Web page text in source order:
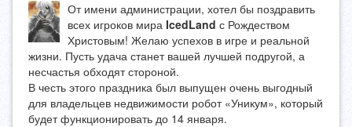
От имени администрации, хотел бы поздравить
всех игроков мира IcedLand с Рождеством
Христовым! Желаю успехов в игре и реальной
жизни. Пусть удача станет вашей лучшей подругой, а
несчастья обходят стороной.
В честь этого праздника был выпущен очень выгодный
для владельцев недвижимости робот «Уникум», который
будет функционировать до 14 января.